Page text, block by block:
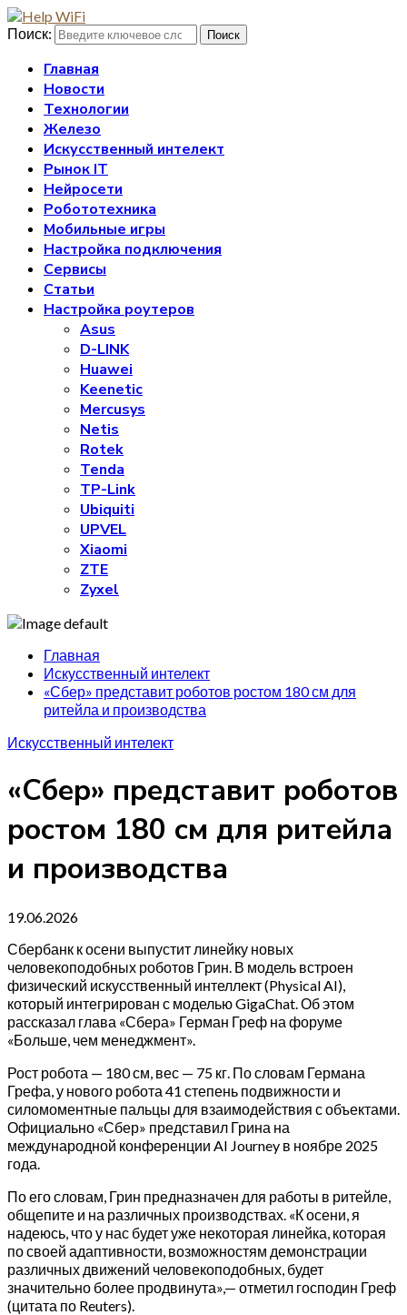
Поиск: Поиск
Главная
Новости
Технологии
Железо
Искусственный интелект
Рынок IT
Нейросети
Робототехника
Мобильные игры
Настройка подключения
Сервисы
Статьи
Настройка роутеров
Asus
D-LINK
Huawei
Keenetic
Mercusys
Netis
Rotek
Tenda
TP-Link
Ubiquiti
UPVEL
Xiaomi
ZTE
Zyxel
Главная
Искусственный интелект
«Сбер» представит роботов ростом 180 см для
ритейла и производства
Искусственный интелект
«Сбер» представит роботов
ростом 180 см для ритейла
и производства
19.06.2026
Сбербанк к осени выпустит линейку новых
человекоподобных роботов Грин. В модель встроен
физический искусственный интеллект (Physical AI),
который интегрирован с моделью GigaChat. Об этом
рассказал глава «Сбера» Герман Греф на форуме
«Больше, чем менеджмент».
Рост робота — 180 см, вес — 75 кг. По словам Германа
Грефа, у нового робота 41 степень подвижности и
силомоментные пальцы для взаимодействия с объектами.
Официально «Сбер» представил Грина на
международной конференции AI Journey в ноябре 2025
года.
По его словам, Грин предназначен для работы в ритейле,
общепите и на различных производствах. «К осени, я
надеюсь, что у нас будет уже некоторая линейка, которая
по своей адаптивности, возможностям демонстрации
различных движений человекоподобных, будет
значительно более продвинута»,— отметил господин Греф
(цитата по Reuters).